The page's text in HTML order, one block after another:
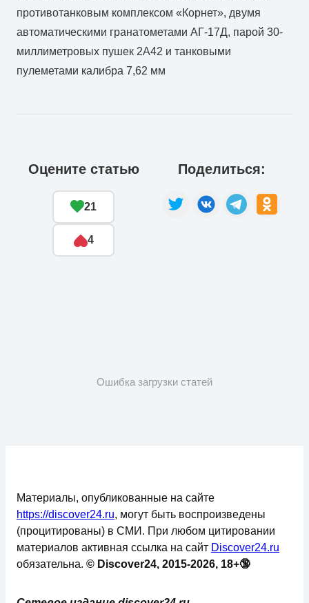
противотанковым комплексом «Корнет», двумя
автоматическими гранатометами АГ-17Д, парой 30-
миллиметровых пушек 2А42 и танковыми
пулеметами калибра 7,62 мм
Оцените статью
21
4
Поделиться:
Ошибка загрузки статей
Материалы, опубликованные на сайте
https://discover24.ru, могут быть воспроизведены
(процитированы) в СМИ. При любом цитировании
материалов активная ссылка на сайт Discover24.ru
обязательна. © Discover24, 2015-2026, 18+🔞